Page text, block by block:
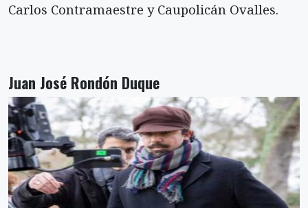
Carlos Contramaestre y Caupolicán Ovalles.
Juan José Rondón Duque